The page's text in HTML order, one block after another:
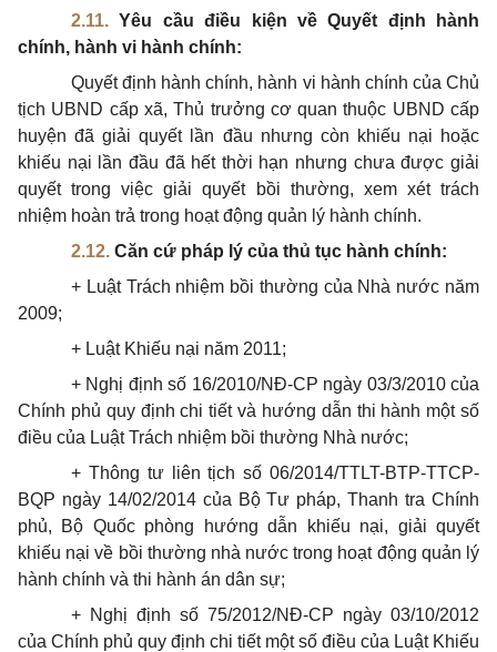
2.11. Yêu cầu điều kiện về Quyết định hành
chính, hành vi hành chính:
Quyết định hành chính, hành vi hành chính của Chủ
tịch UBND cấp xã, Thủ trưởng cơ quan thuộc UBND cấp
huyện đã giải quyết lần đầu nhưng còn khiếu nại hoặc
khiếu nại lần đầu đã hết thời hạn nhưng chưa được giải
quyết trong việc giải quyết bồi thường, xem xét trách
nhiệm hoàn trả trong hoạt động quản lý hành chính.
2.12. Căn cứ pháp lý của thủ tục hành chính:
+ Luật Trách nhiệm bồi thường của Nhà nước năm
2009;
+ Luật Khiếu nại năm 2011;
+ Nghị định số 16/2010/NĐ-CP ngày 03/3/2010 của
Chính phủ quy định chi tiết và hướng dẫn thi hành một số
điều của Luật Trách nhiệm bồi thường Nhà nước;
+ Thông tư liên tịch số 06/2014/TTLT-BTP-TTCP-
BQP ngày 14/02/2014 của Bộ Tư pháp, Thanh tra Chính
phủ, Bộ Quốc phòng hướng dẫn khiếu nại, giải quyết
khiếu nại về bồi thường nhà nước trong hoạt động quản lý
hành chính và thi hành án dân sự;
+ Nghị định số 75/2012/NĐ-CP ngày 03/10/2012
của Chính phủ quy định chi tiết một số điều của Luật Khiếu